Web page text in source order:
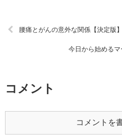
腰痛とがんの意外な関係【決定版】
今日から始めるマ
コメント
コメントを